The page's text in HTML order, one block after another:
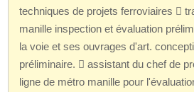
techniques de projets ferroviaires 
manille inspection et évaluation
la voie et ses ouvrages d'art.
préliminaire.  assistant du chef de
ligne de métro manille pour